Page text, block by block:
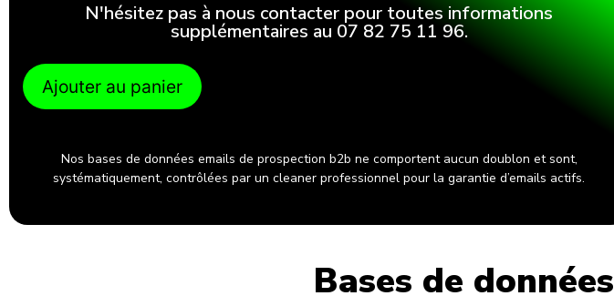
N'hésitez pas à nous contacter pour toutes informations
supplémentaires au 07 82 75 11 96.
Ajouter au panier
Nos bases de données emails de prospection b2b ne comportent aucun doublon et sont,
systématiquement, contrôlées par un cleaner professionnel pour la garantie d’emails actifs.
Bases de données